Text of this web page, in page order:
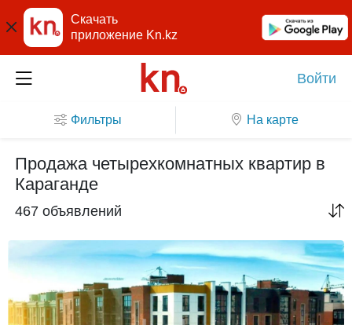
Скачать
приложение Kn.kz
Войти
Фильтры На карте
Продажа четырехкомнатных квартир в
Караганде
467 объявлений